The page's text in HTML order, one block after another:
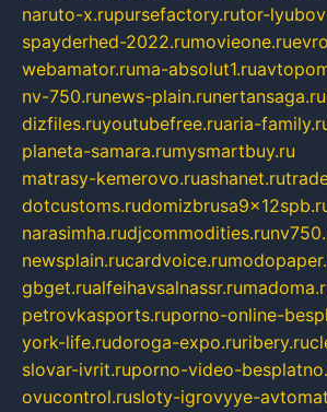
naruto-x.rupursefactory.rutor-
spayderhed-2022.rumovieone.ru
webamator.ruma-absolut1.ru
nv-750.runews-plain.runertansaga.ru
dizfiles.ruyoutubefree.ruaria-
planeta-samara.rumysmartbuy.ru
matrasy-kemerovo.ruashanet.ru
dotcustoms.ru
narasimha.rudjcommodities.ru
newsplain.rucardvoice.ru
gbget.rualfeihavsalnassr.ru
petrovkasports.ruporno-online-
york-life.rudoroga-expo.ruribery.ru
slovar-ivrit.ruporno-video-
ovucontrol.rusloty-igrovyye-